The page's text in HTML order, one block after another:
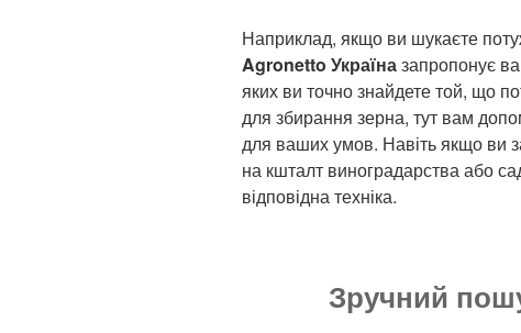
Наприклад, якщо ви шукаєте
Agronetto Україназапропонує
яких ви точно знайдете той, що
для збирання зерна, тут вам
для ваших умов. Навіть якщо ви
на кшталт виноградарства або
відповідна техніка.
Зручний